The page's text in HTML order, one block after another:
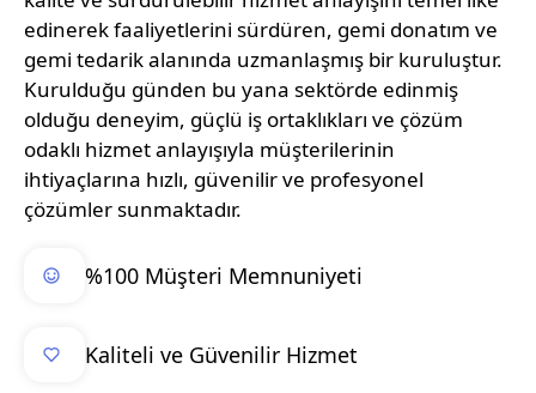
edinerek faaliyetlerini sürdüren, gemi donatım ve
gemi tedarik alanında uzmanlaşmış bir kuruluştur.
Kurulduğu günden bu yana sektörde edinmiş
olduğu deneyim, güçlü iş ortaklıkları ve çözüm
odaklı hizmet anlayışıyla müşterilerinin
ihtiyaçlarına hızlı, güvenilir ve profesyonel
çözümler sunmaktadır.
%100 Müşteri Memnuniyeti
Kaliteli ve Güvenilir Hizmet